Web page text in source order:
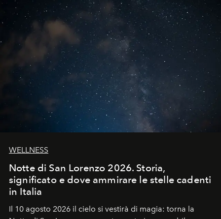
WELLNESS
Notte di San Lorenzo 2026. Storia,
significato e dove ammirare le stelle cadenti
in Italia
Il 10 agosto 2026 il cielo si vestirà di magia: torna la